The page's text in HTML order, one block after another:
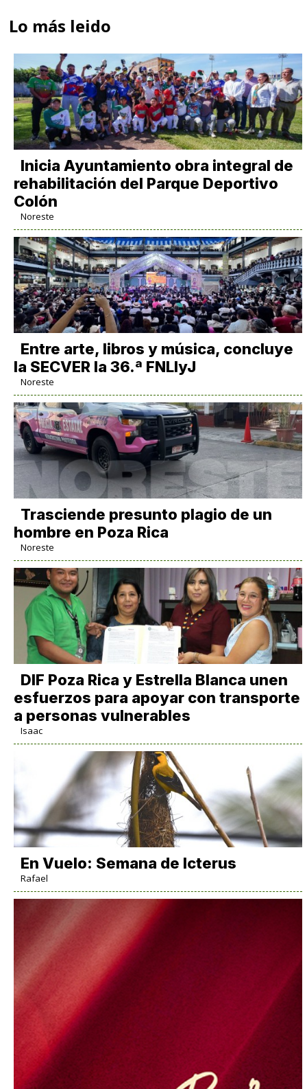
Lo más leido
Inicia Ayuntamiento obra integral de
rehabilitación del Parque Deportivo
Colón
Noreste
Entre arte, libros y música, concluye
la SECVER la 36.ª FNLIyJ
Noreste
Trasciende presunto plagio de un
hombre en Poza Rica
Noreste
DIF Poza Rica y Estrella Blanca unen
esfuerzos para apoyar con transporte
a personas vulnerables
Isaac
En Vuelo: Semana de Icterus
Rafael